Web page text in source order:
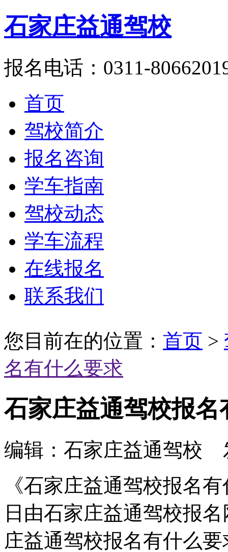
石家庄益通驾校
报名电话：0311-
首页
驾校简介
报名咨询
学车指南
驾校动态
学车流程
在线报名
联系我们
您目前在的位置： 首页 >
名有什么要求
石家庄益通驾校报名
编辑：石家庄益通驾校
《石家庄益通驾校报名
日由石家庄益通驾校报
庄益通驾校报名有什么